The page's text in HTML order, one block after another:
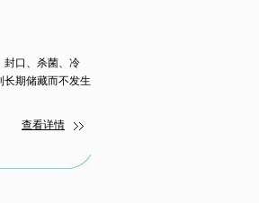
封口、杀菌、冷
长期储藏而不发生
查看详情